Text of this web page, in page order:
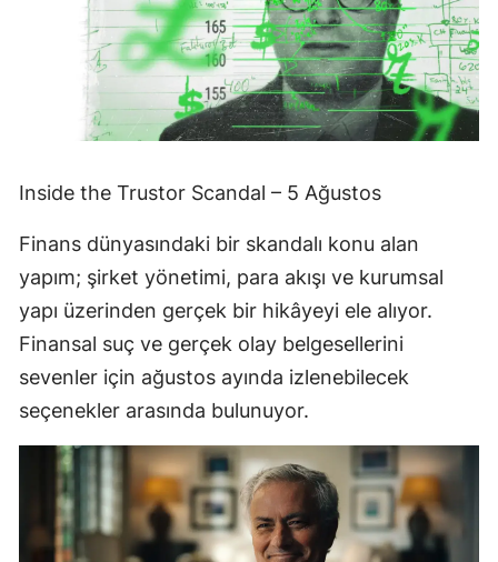
Inside the Trustor Scandal – 5 Ağustos
Finans dünyasındaki bir skandalı konu alan
yapım; şirket yönetimi, para akışı ve kurumsal
yapı üzerinden gerçek bir hikâyeyi ele alıyor.
Finansal suç ve gerçek olay belgesellerini
sevenler için ağustos ayında izlenebilecek
seçenekler arasında bulunuyor.